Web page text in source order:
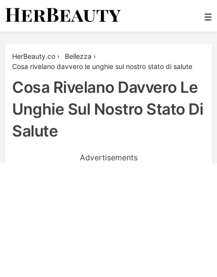
Skip
☰
HerBeauty.co › Bellezza ›
Cosa rivelano davvero le unghie sul nostro stato di salute
Cosa Rivelano Davvero Le
Unghie Sul Nostro Stato Di
Salute
Advertisements